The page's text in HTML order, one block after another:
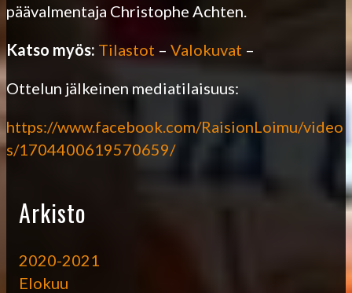
päävalmentaja Christophe Achten.
Katso myös: Tilastot – Valokuvat –
Ottelun jälkeinen mediatilaisuus:
https://www.facebook.com/RaisionLoimu/video
s/1704400619570659/
Arkisto
2020-2021
Elokuu